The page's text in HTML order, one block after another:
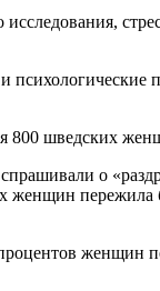
исследования,
шведских
о
женщин